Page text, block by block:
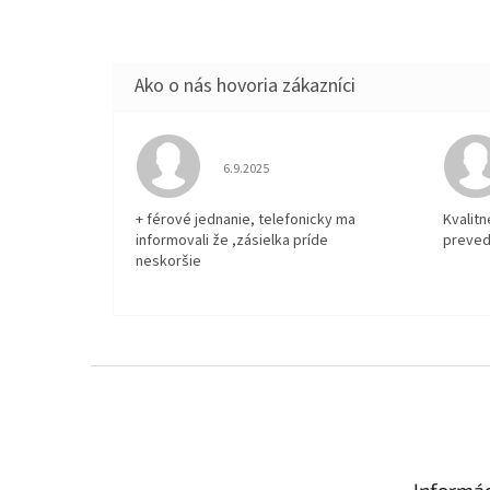
Hodnotenie obchodu je 5 z 5 hviezdičiek.
6.9.2025
+ férové jednanie, telefonicky ma
informovali že ,zásielka príde
neskoršie